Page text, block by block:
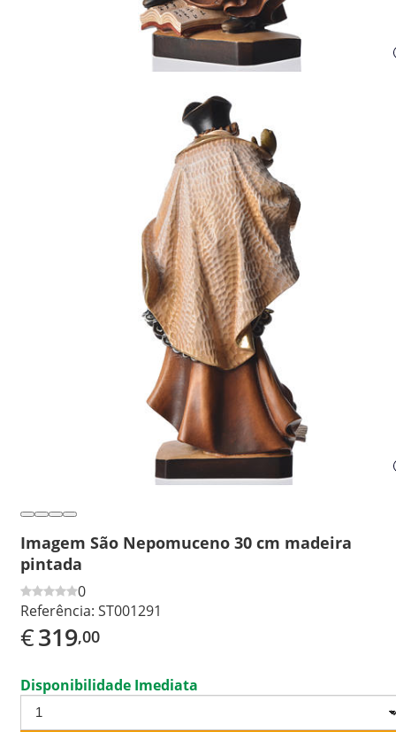
Imagem São Nepomuceno 30 cm madeira
pintada
0
Referência: ST001291
€319,00
Disponibilidade Imediata